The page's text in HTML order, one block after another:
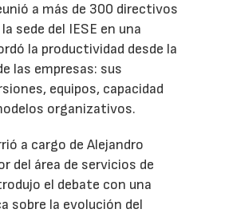
a más de 300 directivos
sede del IESE en una
la productividad desde la
las empresas: sus
equipos, capacidad
organizativos.
a cargo de Alejandro
del área de servicios de
el debate con una
sobre la evolución del